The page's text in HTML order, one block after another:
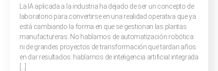
La IA aplicada a la industria ha dejado de ser un concepto de
laboratorio para convertirse en una realidad operativa que ya
está cambiando la forma en que se gestionan las plantas
manufactureras. No hablamos de automatización robótica
ni de grandes proyectos de transformación que tardan años
en dar resultados: hablamos de inteligencia artificial integrada